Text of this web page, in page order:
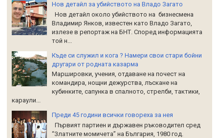
Нов детайл за убийството на Владо Загато
Нов детайл около убийството на бизнесмена
Владимир Янков, известен като Владо Загато,
излезе в репортаж на БНТ. Според информацията
той н...
Къде си служил и кога ? Намери свои стари бойни
другари от родната казарма
Маршировки, учения, отдаване на почест на
командира, нощни дежурства, лъскане на
кубинките, сапунка в спалното, стрелби, тактики,
караули...
Преди 45 години всички говореха за нея
Първият партиен и държавен ръководител сред
“Златните момичета” на България, 1980 год.